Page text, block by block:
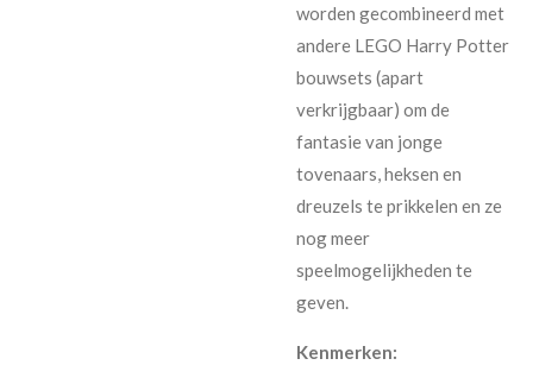
worden gecombineerd met
andere LEGO Harry Potter
bouwsets (apart
verkrijgbaar) om de
fantasie van jonge
tovenaars, heksen en
dreuzels te prikkelen en ze
nog meer
speelmogelijkheden te
geven.
Kenmerken: